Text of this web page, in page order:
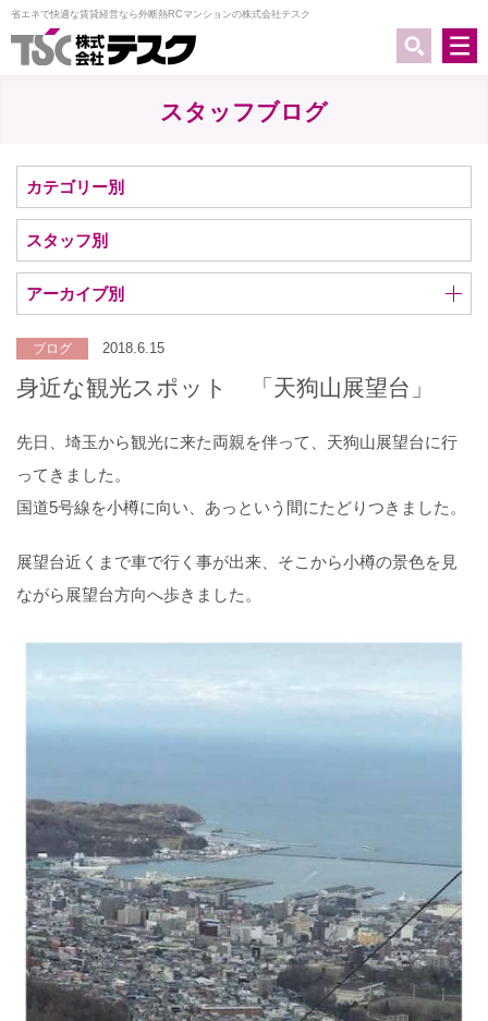
省エネで快適な賃貸経営なら外断熱RCマンションの株式会社テスク
スタッフブログ
カテゴリー別
スタッフ別
アーカイブ別
ブログ 2018.6.15
身近な観光スポット 「天狗山展望台」
先日、埼玉から観光に来た両親を伴って、天狗山展望台に行
ってきました。
国道5号線を小樽に向い、あっという間にたどりつきました。
展望台近くまで車で行く事が出来、そこから小樽の景色を見
ながら展望台方向へ歩きました。